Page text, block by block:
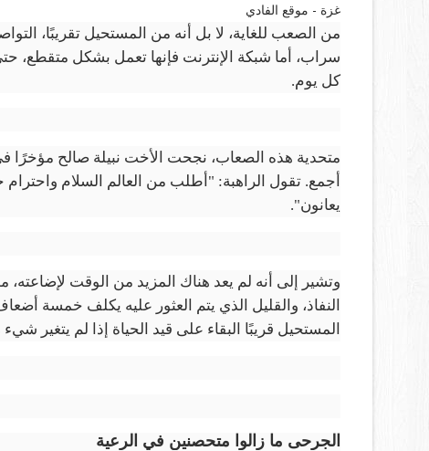
غزة - موقع الفادي
من الصعب للغاية، لا بل أنه من المستحيل تقريبًا،
سراب، أما شبكة الإنترنت فإنها تعمل بشكل متقطع،
كل يوم.
متحدية هذه الصعاب، نجحت الأخت نبيلة صالح مؤخرًا في
أجمع. تقول الراهبة: "أطلب من العالم السلام
يعانون".
وتشير إلى أنه لم يعد هناك المزيد من الوقت
النفاذ، والقليل الذي يتم العثور عليه يكلف خمسة
المستحيل قريبًا البقاء على قيد الحياة إذا لم يتغير شيء
الجرحى ما زالوا متحصنين في الرعية